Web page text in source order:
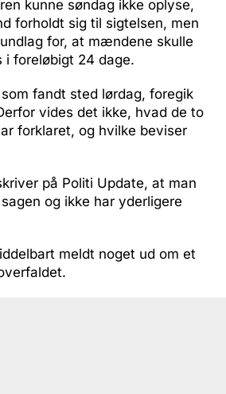
kunne søndag ikke oplyse,
forholdt sig til sigtelsen, men
for, at mændene skulle
foreløbigt 24 dage.
fandt sted lørdag, foregik
vides det ikke, hvad de to
forklaret, og hvilke beviser
på Politi Update, at man
og ikke har yderligere
meldt noget ud om et